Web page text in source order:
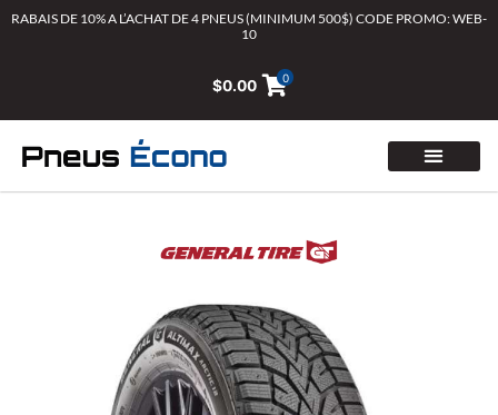
AllerRABAIS DE 10% A L’ACHAT DE 4 PNEUS (MINIMUM 500$) CODE PROMO: WEB-
10
$0.00 0